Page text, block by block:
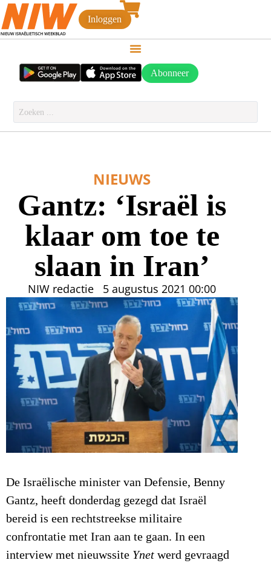
Inloggen
Abonneer
NIEUWS
Gantz: ‘Israël is
klaar om toe te
slaan in Iran’
NIW redactie 5 augustus 2021 00:00
De Israëlische minister van Defensie, Benny
Gantz, heeft donderdag gezegd dat Israël
bereid is een rechtstreekse militaire
confrontatie met Iran aan te gaan. In een
interview met nieuwssite Ynet werd gevraagd